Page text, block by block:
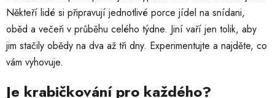
Někteří lidé si připravují jednotlivé porce jídel na snídani,
oběd a večeři v průběhu celého týdne. Jiní vaří jen tolik, aby
jim stačily obědy na dva až tři dny. Experimentujte a najděte, co
vám vyhovuje.
Je krabičkování pro každého?